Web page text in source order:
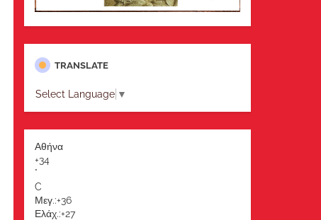
TRANSLATE
Select Language ▼
Αθήνα
+34
°
C
Μεγ.:+36
Ελάχ.:+27